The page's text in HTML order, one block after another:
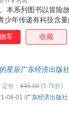
本系列图书以冒险
少年传递有科技含
贴国家战略发展方
工智能，从星际战
车 收藏
星辰广东经济出版
定价： ¥45.00 (5.76折)
08-01 /广东经济出版社